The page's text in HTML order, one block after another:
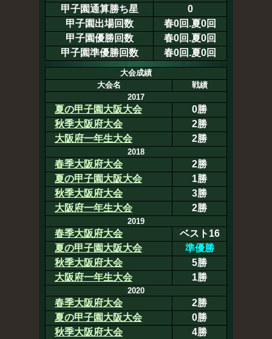
甲子園通算勝ち星
0
甲子園出場回数
春0回.夏0回
甲子園優勝回数
春0回.夏0回
甲子園準優勝回数
春0回.夏0回
大会成績
大会名
戦績
2017
夏の甲子園大阪大会
0勝
秋季大阪府大会
2勝
大阪府一年生大会
2勝
2018
春季大阪府大会
2勝
夏の甲子園大阪大会
1勝
秋季大阪府大会
3勝
大阪府一年生大会
2勝
2019
春季大阪府大会
ベスト16
夏の甲子園大阪大会
準優勝
秋季大阪府大会
5勝
大阪府一年生大会
1勝
2020
春季大阪府大会
2勝
夏の甲子園大阪大会
0勝
秋季大阪府大会
4勝